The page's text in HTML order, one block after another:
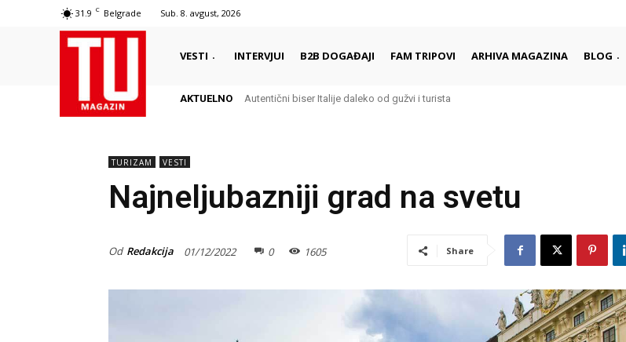
31.9 C Belgrade Sub. 8. avgust, 2026
VESTI INTERVJUI B2B DOGAĐAJI FAM TRIPOVI ARHIVA MAGAZINA BLOG
AKTUELNO Autentični biser Italije daleko od gužvi i turista
TURIZAM VESTI
Najneljubazniji grad na svetu
Od Redakcija 01/12/2022 0 1605 Share